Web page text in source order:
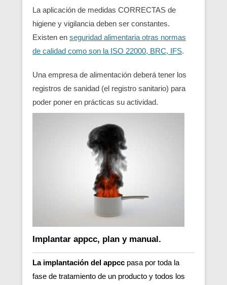
La aplicación de medidas CORRECTAS de
higiene y vigilancia deben ser constantes.
Existen en seguridad alimentaria otras normas
de calidad como son la ISO 22000, BRC, IFS.
Una empresa de alimentación deberá tener los
registros de sanidad (el registro sanitario) para
poder poner en prácticas su actividad.
Implantar appcc, plan y manual.
La implantación del appcc pasa por toda la
fase de tratamiento de un producto y todos los